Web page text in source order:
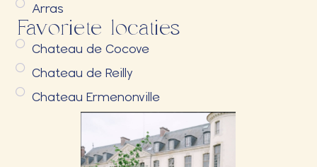
Arras
Favoriete locaties
Chateau de Cocove
Chateau de Reilly
Chateau Ermenonville